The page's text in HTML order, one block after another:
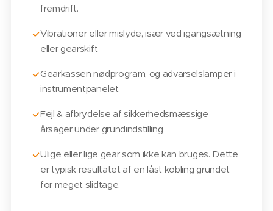
fremdrift.
Vibrationer eller mislyde, især ved igangsætning
eller gearskift
Gearkassen nødprogram, og advarselslamper i
instrumentpanelet
Fejl & afbrydelse af sikkerhedsmæssige
årsager under grundindstilling
Ulige eller lige gear som ikke kan bruges. Dette
er typisk resultatet af en låst kobling grundet
for meget slidtage.